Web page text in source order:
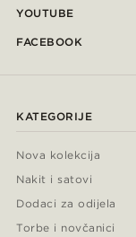
YOUTUBE
FACEBOOK
KATEGORIJE
Nova kolekcija
Nakit i satovi
Dodaci za odijela
Torbe i novčanici